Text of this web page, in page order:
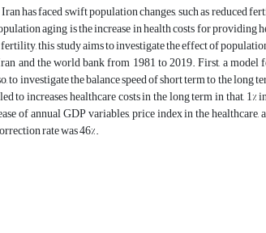
has faced swift population changes, such as
aging is the increase in health costs for
this study aims to investigate the effect of
and the world bank from 1981 to 2019. First, a
to investigate the balance speed of short term to the
to increases healthcare costs in the long term in that,
of annual GDP variables, price index in the
rate was 46%.